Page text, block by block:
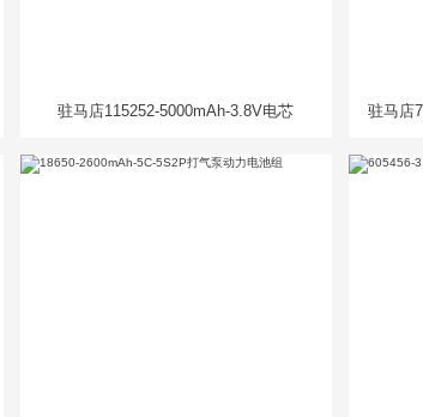
驻马店115252-5000mAh-3.8V电芯
驻马店